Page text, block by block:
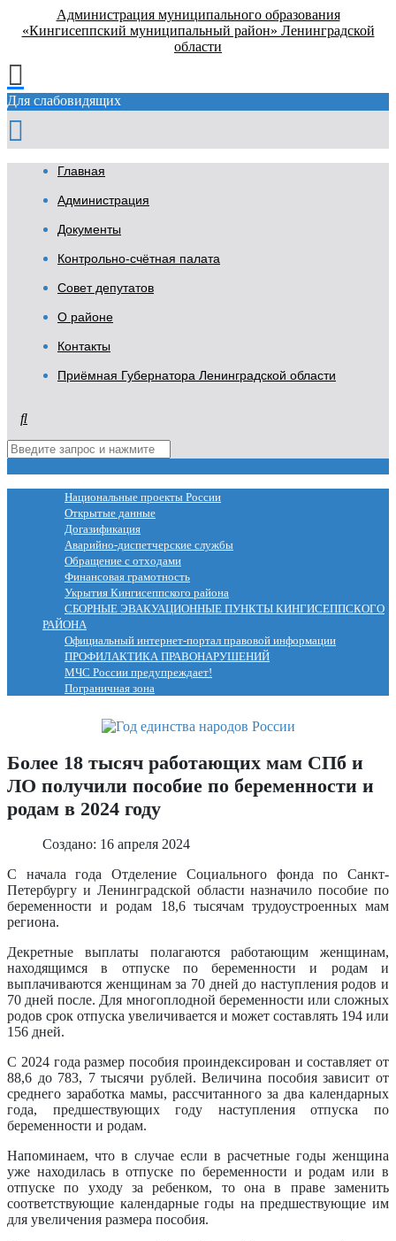
Администрация муниципального образования
«Кингисеппский муниципальный район» Ленинградской
области
Для слабовидящих
Главная
Администрация
Документы
Контрольно-счётная палата
Совет депутатов
О районе
Контакты
Приёмная Губернатора Ленинградской области
Национальные проекты России
Открытые данные
Догазификация
Аварийно-диспетчерские службы
Обращение с отходами
Финансовая грамотность
Укрытия Кингисеппского района
СБОРНЫЕ ЭВАКУАЦИОННЫЕ ПУНКТЫ КИНГИСЕППСКОГО
РАЙОНА
Официальный интернет-портал правовой информации
ПРОФИЛАКТИКА ПРАВОНАРУШЕНИЙ
МЧС России предупреждает!
Пограничная зона
Более 18 тысяч работающих мам СПб и
ЛО получили пособие по беременности и
родам в 2024 году
Создано: 16 апреля 2024
С начала года Отделение Социального фонда по Санкт-
Петербургу и Ленинградской области назначило пособие по
беременности и родам 18,6 тысячам трудоустроенных мам
региона.
Декретные выплаты полагаются работающим женщинам,
находящимся в отпуске по беременности и родам и
выплачиваются женщинам за 70 дней до наступления родов и
70 дней после. Для многоплодной беременности или сложных
родов срок отпуска увеличивается и может составлять 194 или
156 дней.
С 2024 года размер пособия проиндексирован и составляет от
88,6 до 783, 7 тысячи рублей. Величина пособия зависит от
среднего заработка мамы, рассчитанного за два календарных
года, предшествующих году наступления отпуска по
беременности и родам.
Напоминаем, что в случае если в расчетные годы женщина
уже находилась в отпуске по беременности и родам или в
отпуске по уходу за ребенком, то она в праве заменить
соответствующие календарные годы на предшествующие им
для увеличения размера пособия.